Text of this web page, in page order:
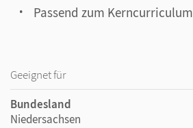
Passend zum Kerncurriculum
Geeignet für
Bundesland
Niedersachsen